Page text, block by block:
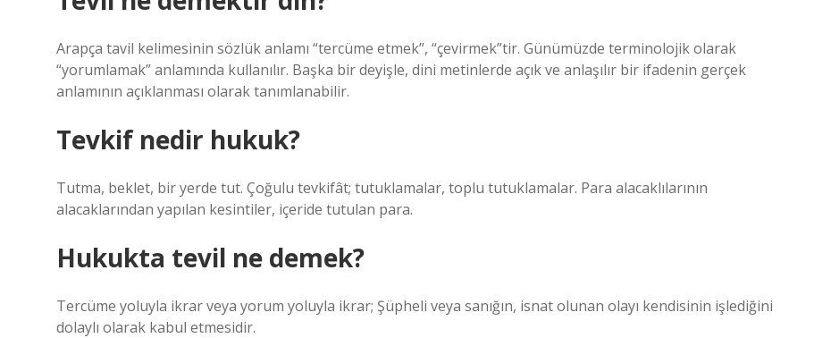
Arapça tavil kelimesinin sözlük anlamı “tercüme etmek”, “çevirmek”tir. Günümüzde terminolojik olarak
“yorumlamak” anlamında kullanılır. Başka bir deyişle, dini metinlerde açık ve anlaşılır bir ifadenin gerçek
anlamının açıklanması olarak tanımlanabilir.
Tevkif nedir hukuk?
Tutma, beklet, bir yerde tut. Çoğulu tevkifât; tutuklamalar, toplu tutuklamalar. Para alacaklılarının
alacaklarından yapılan kesintiler, içeride tutulan para.
Hukukta tevil ne demek?
Tercüme yoluyla ikrar veya yorum yoluyla ikrar; Şüpheli veya sanığın, isnat olunan olayı kendisinin işlediğini
dolaylı olarak kabul etmesidir.